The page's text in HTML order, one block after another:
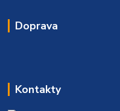
Doprava
Kontakty